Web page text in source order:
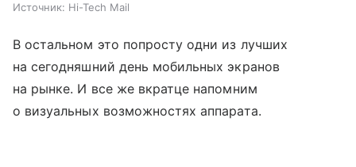
Источник: Hi-Tech Mail
В остальном это попросту одни из лучших
на сегодняшний день мобильных экранов
на рынке. И все же вкратце напомним
о визуальных возможностях аппарата.